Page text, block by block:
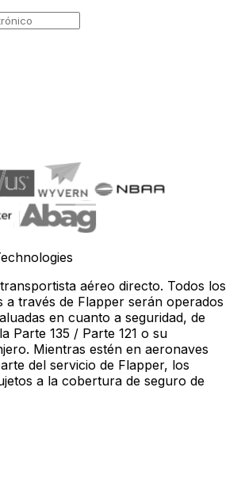
aéreo directo. Todos los
a través de Flapper serán operados
en cuanto a seguridad, de
Parte 135 / Parte 121 o su
Mientras estén en aeronaves
del servicio de Flapper, los
a la cobertura de seguro de